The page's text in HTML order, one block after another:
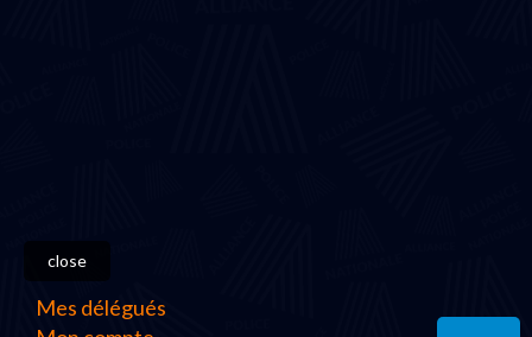
close
Mes délégués